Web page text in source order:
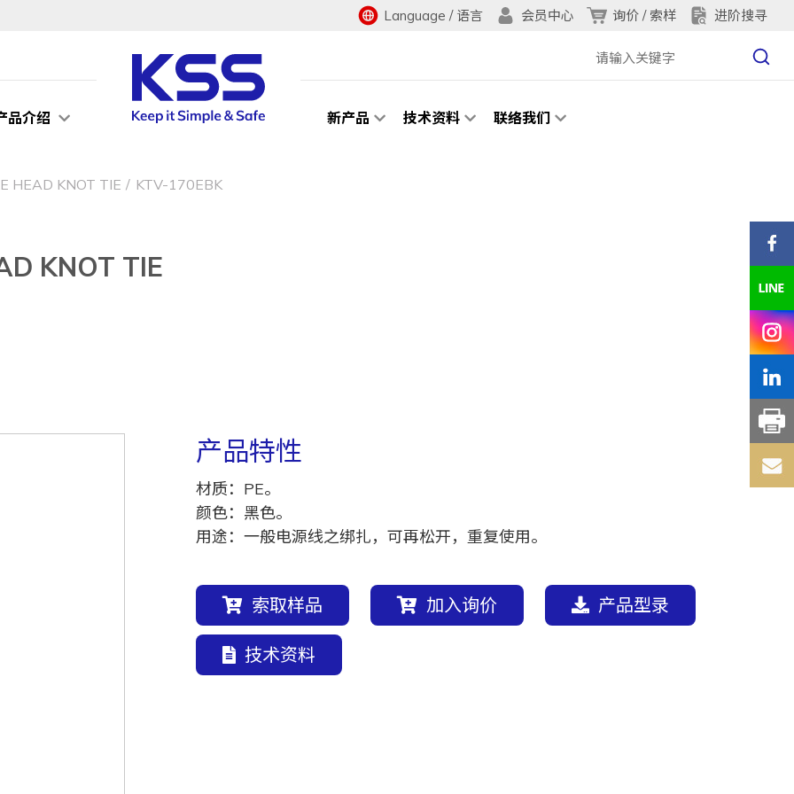
Language / 语言 会员中心 询价 / 索样 进阶搜寻
品介绍 新产品 技术资料 联络我们
HEAD KNOT TIE KTV-170EBK
KNOT TIE
产品特性
材质：PE。
颜色：黑色。
用途：一般电源线之绑扎，可再松开，重复使用。
索取样品 加入询价 产品型录
技术资料